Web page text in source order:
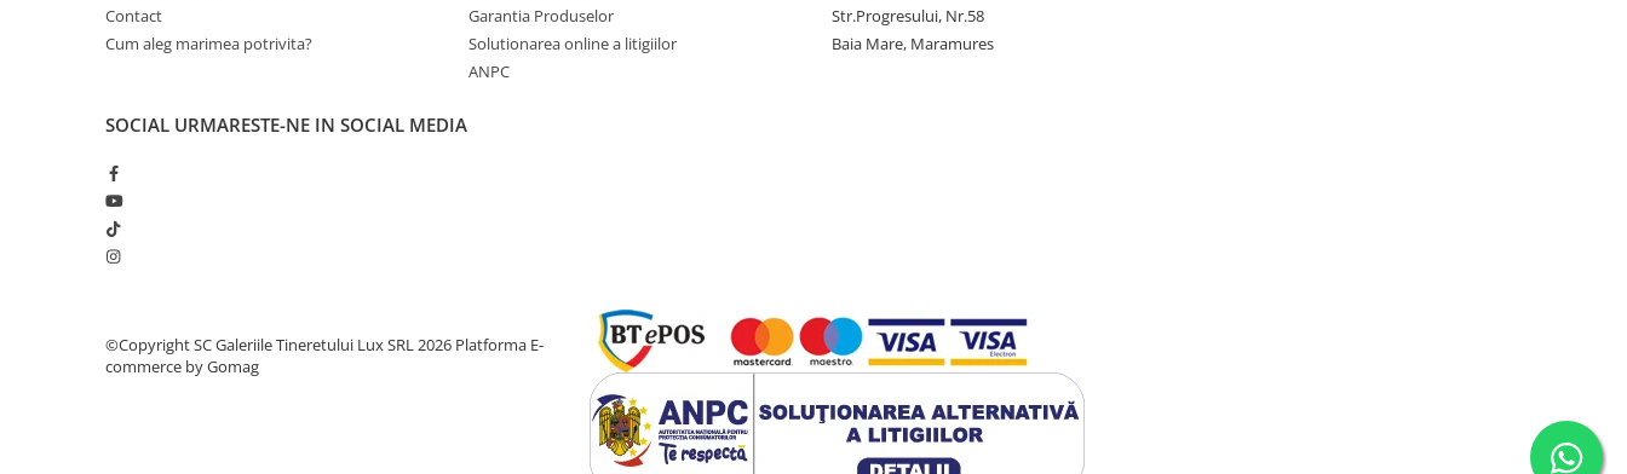
Contact
Cum aleg marimea potrivita?
Garantia Produselor
Solutionarea online a litigiilor
ANPC
Str.Progresului, Nr.58
Baia Mare, Maramures
SOCIAL URMARESTE-NE IN SOCIAL MEDIA
©Copyright SC Galeriile Tineretului Lux SRL 2026 Platforma E-
commerce by Gomag